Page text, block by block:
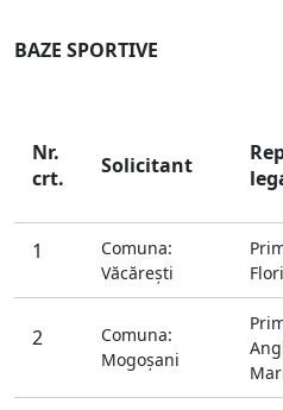
BAZE SPORTIVE
Nr.
crt.
Solicitant
1
Comuna:
Văcăreşti
2
Comuna:
Mogoşani